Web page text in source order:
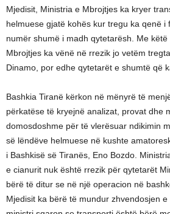
Mjedisit, Ministria e Mbrojtjes ka kryer
helmuese gjatë kohës kur tregu ka qenë i
numër shumë i madh qytetarësh. Me
Mbrojtjes ka vënë në rrezik jo vetëm
Dinamo, por edhe qytetarët e shumtë që
Bashkia Tiranë kërkon në mënyrë të
përkatëse të kryejnë analizat, provat dhe
domosdoshme për të vlerësuar ndikimin
së lëndëve helmuese në kushte
i Bashkisë së Tiranës, Eno Bozdo.
e cianurit nuk është rrezik për qytetarët
bërë të ditur se në një operacion në
Mjedisit ka bërë të mundur zhvendosjen